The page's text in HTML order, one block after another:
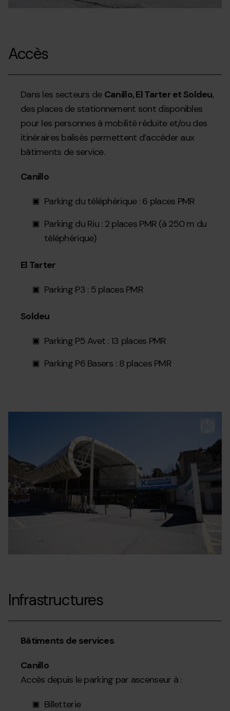
Accès
Dans les secteurs de Canillo, El Tarter et Soldeu,
des places de stationnement sont disponibles
pour les personnes à mobilité réduite et/ou des
itinéraires balisés permettent d’accéder aux
bâtiments de service.
Canillo
Parking du téléphérique : 6 places PMR
Parking du Riu : 2 places PMR (à 250 m du
téléphérique)
El Tarter
Parking P3 : 5 places PMR
Soldeu
Parking P5 Avet : 13 places PMR
Parking P6 Basers : 8 places PMR
Infrastructures
Bâtiments de services
Canillo
Accès depuis le parking par ascenseur à :
Billetterie